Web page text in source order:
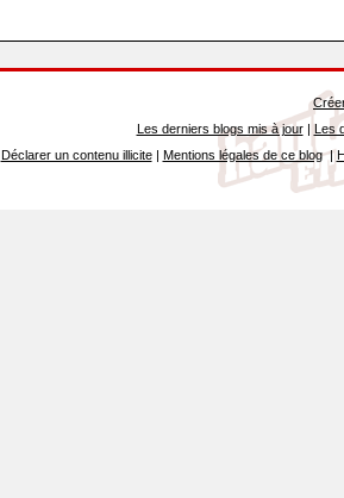
Les derniers blogs mis à jour| Les
Déclarer un contenu illicite| Mentions légales de ce blog|